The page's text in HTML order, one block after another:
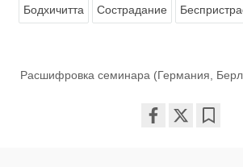
Бодхичитта Сострадание
Расшифровка семинара (Германия,